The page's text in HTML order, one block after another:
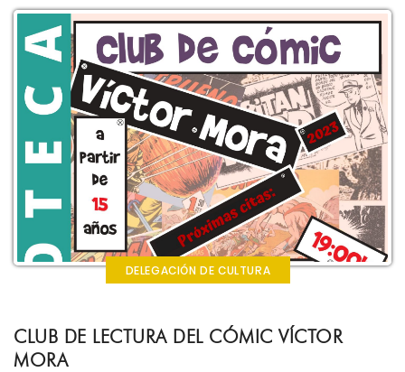
DELEGACIÓN DE CULTURA
CLUB DE LECTURA DEL CÓMIC VÍCTOR
MORA